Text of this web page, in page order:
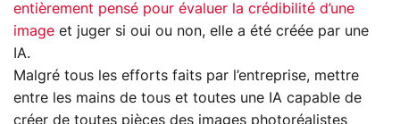
entièrement pensé pour évaluer la crédibilité d’une
image et juger si oui ou non, elle a été créée par une
IA.
Malgré tous les efforts faits par l’entreprise, mettre
entre les mains de tous et toutes une IA capable de
créer de toutes pièces des images photoréalistes